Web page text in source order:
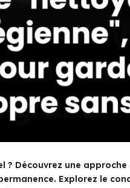
? Découvrez une
Explorez le